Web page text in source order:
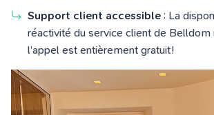
Support client accessible : La
réactivité du service client de Belldom
l’appel est entièrement gratuit !